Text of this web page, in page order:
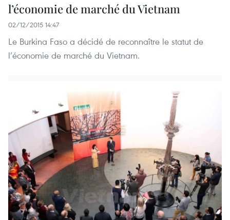
l’économie de marché du Vietnam
02/12/2015 14:47
Le Burkina Faso a décidé de reconnaître le statut de
l’économie de marché du Vietnam.